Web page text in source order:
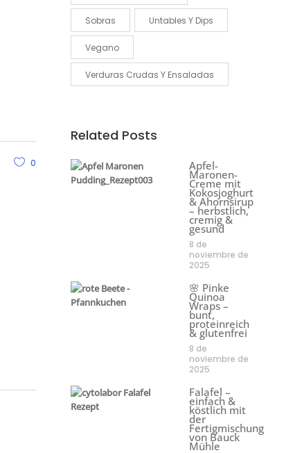
0
Sobras Untables Y Dips
Vegano
Verduras Crudas Y Ensaladas
Related Posts
Apfel-
Maronen-
Creme mit
Kokosjoghurt
& Ahornsirup
– herbstlich,
cremig &
gesund
8 de
noviembre de
2025
🌸 Pinke
Quinoa
Wraps –
bunt,
proteinreich
& glutenfrei
8 de
noviembre de
2025
Falafel –
einfach &
köstlich mit
der
Fertigmischung
von Bauck
Mühle